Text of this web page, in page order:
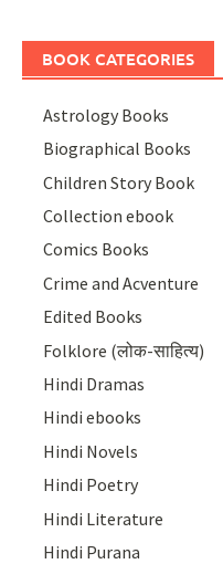
BOOK CATEGORIES
Astrology Books
Biographical Books
Children Story Book
Collection ebook
Comics Books
Crime and Acventure
Edited Books
Folklore (लोक-साहित्य)
Hindi Dramas
Hindi ebooks
Hindi Novels
Hindi Poetry
Hindi Literature
Hindi Purana